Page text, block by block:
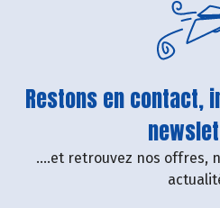
Restons en contact,
....et retrouvez nos offres,